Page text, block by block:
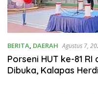
BERITA, DAERAH Agustus 7,
Porseni HUT ke-81
Dibuka, Kalapas